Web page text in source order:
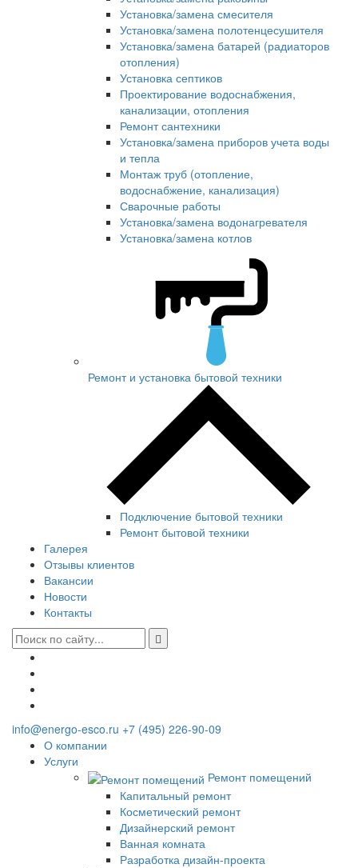
Установка/замена смесителя
Установка/замена полотенцесушителя
Установка/замена батарей (радиаторов
отопления)
Установка септиков
Проектирование водоснабжения,
канализации, отопления
Ремонт сантехники
Установка/замена приборов учета воды
и тепла
Монтаж труб (отопление,
водоснабжение, канализация)
Сварочные работы
Установка/замена водонагревателя
Установка/замена котлов
Ремонт и установка бытовой техники
Подключение бытовой техники
Ремонт бытовой техники
Галерея
Отзывы клиентов
Вакансии
Новости
Контакты
info@energo-esco.ru +7 (495) 226-90-09
О компании
Услуги
Ремонт помещений
Капитальный ремонт
Косметический ремонт
Дизайнерский ремонт
Ванная комната
Разработка дизайн-проекта